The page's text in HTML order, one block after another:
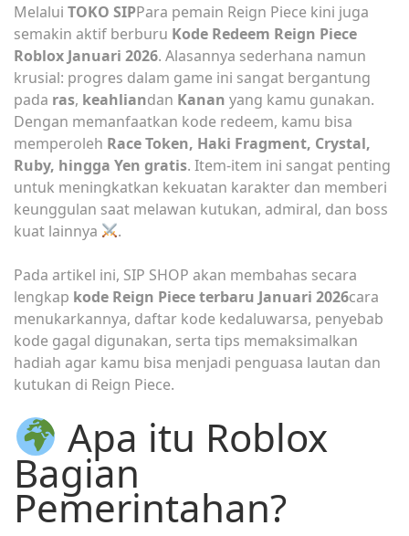
Melalui TOKO SIPPara pemain Reign Piece kini juga
semakin aktif berburu Kode Redeem Reign Piece
Roblox Januari 2026. Alasannya sederhana namun
krusial: progres dalam game ini sangat bergantung
pada ras, keahliandan Kanan yang kamu gunakan.
Dengan memanfaatkan kode redeem, kamu bisa
memperoleh Race Token, Haki Fragment, Crystal,
Ruby, hingga Yen gratis. Item-item ini sangat penting
untuk meningkatkan kekuatan karakter dan memberi
keunggulan saat melawan kutukan, admiral, dan boss
kuat lainnya
.
Pada artikel ini, SIP SHOP akan membahas secara
lengkap kode Reign Piece terbaru Januari 2026cara
menukarkannya, daftar kode kedaluwarsa, penyebab
kode gagal digunakan, serta tips memaksimalkan
hadiah agar kamu bisa menjadi penguasa lautan dan
kutukan di Reign Piece.
Apa itu Roblox
Bagian
Pemerintahan?